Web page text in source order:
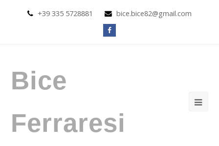
+39 335 5728881 bice.bice82@gmail.com
Facebook
Bice
Ferraresi